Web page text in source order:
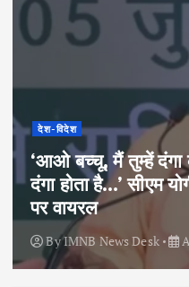
देश-विदेश
‘आओ बच्चू, मैं तुम्हें दंगा
दंगा होता है…’ सीएम
पर वायरल
ByIMNB News Desk